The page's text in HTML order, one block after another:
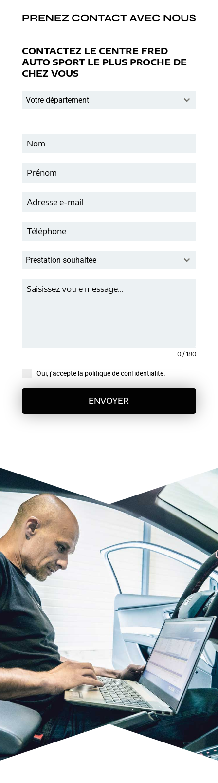
PRENEZ CONTACT AVEC NOUS
CONTACTEZ LE CENTRE FRED
AUTO SPORT LE PLUS PROCHE DE
CHEZ VOUS
Votre département
Prestation souhaitée
0 / 180
Oui, j’accepte la politique de confidentialité.
ENVOYER